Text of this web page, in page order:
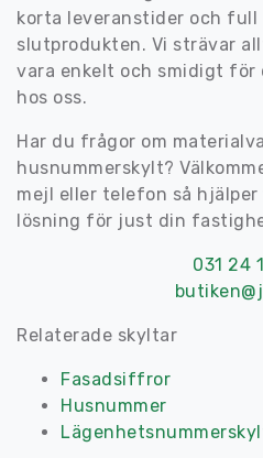
korta leveranstider och full
slutprodukten. Vi strävar
vara enkelt och smidigt för
hos oss.
Har du frågor om
husnummerskylt?
mejl eller telefon så
lösning för just din
031 24
Relaterade skyltar
Fasadsiffror
Husnummer